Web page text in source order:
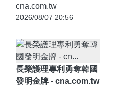
動| 生活 - cna.com.tw
cna.com.tw
2026/08/07 20:56
長榮護理專利勇奪韓國
發明金牌 - cna.com.tw